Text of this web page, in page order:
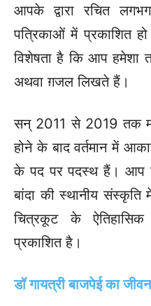
आपके द्वारा रचित
पत्रिकाओं में प्रकाशित
विशेषता है कि आप हमेशा
अथवा ग़जल लिखते हैं।
सन् 2011 से 2019 तक
होने के बाद वर्तमान में
के पद पर पद‌स्थ हैं। आप
बांदा की स्थानीय
चित्रकूट के
प्रकाशित है।
डॉ गायत्री बाजपेई का